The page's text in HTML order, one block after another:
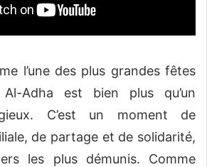
l’une des plus grandes fêtes
Adha est bien plus qu’un
C’est un moment de
de partage et de solidarité,
les plus démunis. Comme